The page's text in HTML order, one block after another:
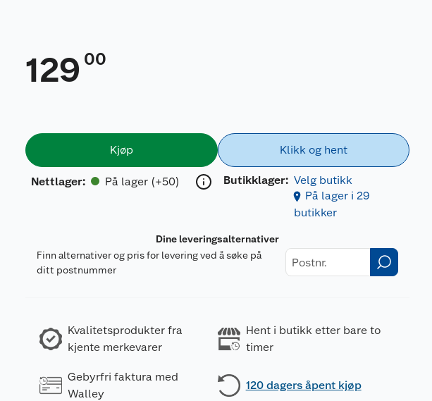
129 00
Kjøp
Nettlager: På lager (+50)
Klikk og hent
Butikklager: Velg butikk
På lager i 29
butikker
Dine leveringsalternativer
Finn alternativer og pris for levering ved å søke på
ditt postnummer
Kvalitetsprodukter fra
kjente merkevarer
Hent i butikk etter bare to
timer
Gebyrfri faktura med
Walley
120 dagers åpent kjøp